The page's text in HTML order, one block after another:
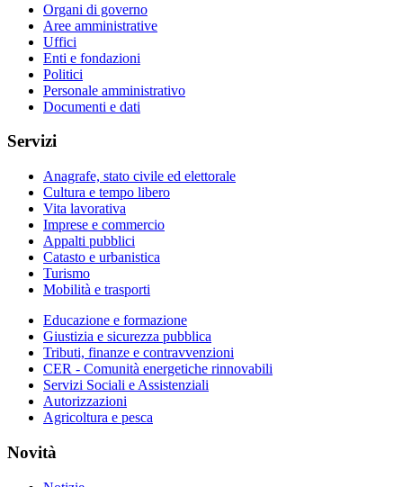
Organi di governo
Aree amministrative
Uffici
Enti e fondazioni
Politici
Personale amministrativo
Documenti e dati
Servizi
Anagrafe, stato civile ed elettorale
Cultura e tempo libero
Vita lavorativa
Imprese e commercio
Appalti pubblici
Catasto e urbanistica
Turismo
Mobilità e trasporti
Educazione e formazione
Giustizia e sicurezza pubblica
Tributi, finanze e contravvenzioni
CER - Comunità energetiche rinnovabili
Servizi Sociali e Assistenziali
Autorizzazioni
Agricoltura e pesca
Novità